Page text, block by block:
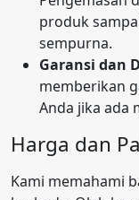
produk
sempurna.
Garansi dan
memberikan
Anda jika ada
Harga dan
Kami memahami